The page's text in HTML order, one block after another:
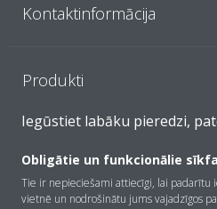
Kontaktinformācija
Produkti
Juridiskais paziņojums
Datu aizsardzības politika
Iegūstiet labāku pieredzi,
Obligātie un funkcionālie
Tie ir nepieciešami attiecīgi, lai padarītu
vietnē un nodrošinātu jums vajadzīgos